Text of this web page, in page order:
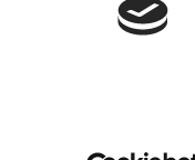
P.Iva